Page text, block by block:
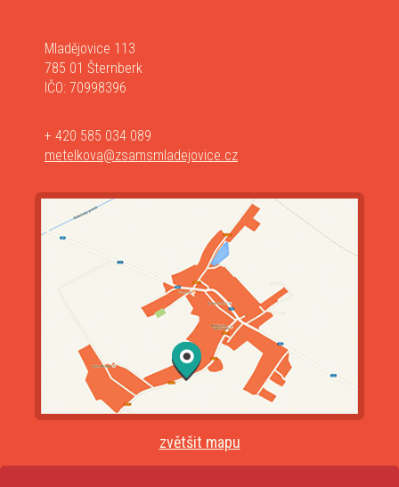
Mladějovice 113
785 01 Šternberk
IČO: 70998396
+ 420 585 034 089
metelkova@zsamsmladejovice.cz
zvětšit mapu